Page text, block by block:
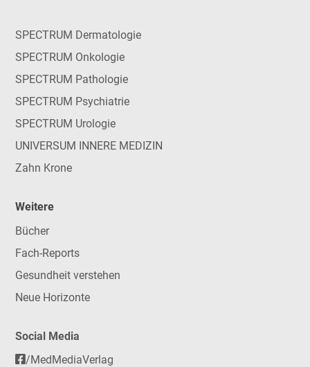
SPECTRUM Dermatologie
SPECTRUM Onkologie
SPECTRUM Pathologie
SPECTRUM Psychiatrie
SPECTRUM Urologie
UNIVERSUM INNERE MEDIZIN
Zahn Krone
Weitere
Bücher
Fach-Reports
Gesundheit verstehen
Neue Horizonte
Social Media
/MedMediaVerlag